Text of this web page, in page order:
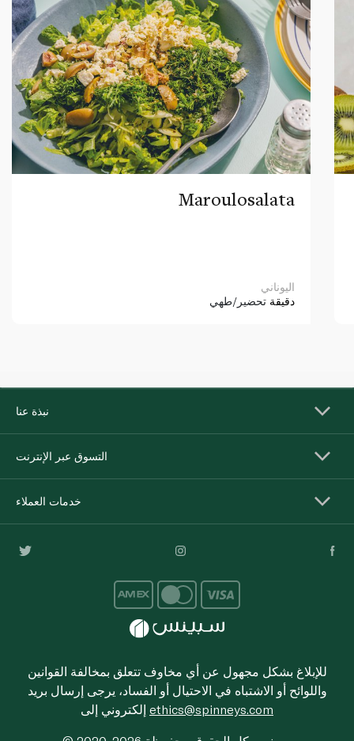
Maroulosalata
اليوناني
دقيقة تحضير/طهي
نبذة عنا
التسوق عبر الإنترنت
خدمات العملاء
للإبلاغ بشكل مجهول عن أي مخاوف تتعلق بمخالفة القوانين
واللوائح أو الاشتباه في الاحتيال أو الفساد، يرجى إرسال بريد
ethics@spinneys.com